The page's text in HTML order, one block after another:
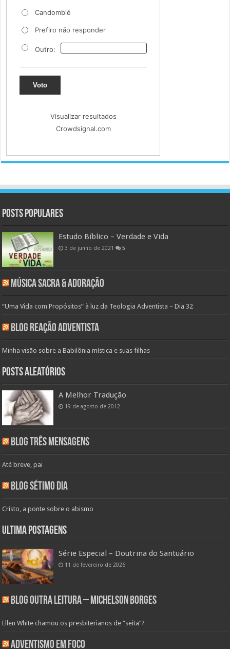
Candomblé
Prefiro não responder
Outro:
Voto
Visualizar resultados
Crowdsignal.com
Posts populares
Estudo Bíblico – Verdade e Vida
3 de junho de 2021 5
Música Sacra & Adoração
“Uma Vida com Propósitos” à luz da Teologia Adventista – Dia 32
Blog Reação Adventista
Minha visão sobre a Babilônia mística e suas filhas
Posts aleatórios
A Melhor Tradução
19 de agosto de 2012
Blog Três Mensagens
Até breve, pai
Blog Sétimo Dia
Cristo, a ponte sobre o abismo
Ultima Postagens
Série Especial – Doutrina do Santuário
11 de fevereiro de 2026
Blog Outra Leitura – Michelson Borges
Ellen White chamou os presbiterianos de “seita”?
Adventismo em Foco